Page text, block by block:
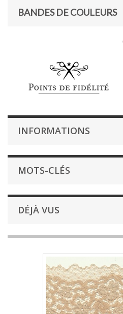
BANDES DE COULEURS
INFORMATIONS
MOTS-CLÉS
DÉJÀ VUS